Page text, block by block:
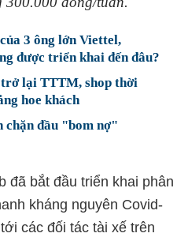
3 ông lớn Viettel,
được triển khai đến đâu?
lại TTTM, shop thời
hoe khách
chặn đầu "bom nợ"
đã bắt đầu triển khai phân
kháng nguyên Covid-
tới các đối tác tài xế trên